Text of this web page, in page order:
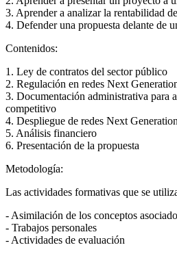
3. Aprender a analizar la rentabilidad
4. Defender una propuesta delante de
Contenidos:
1. Ley de contratos del sector público
2. Regulación en redes Next
3. Documentación administrativa para
competitivo
4. Despliegue de redes Next
5. Análisis financiero
6. Presentación de la propuesta
Metodología:
Las actividades formativas que se
- Asimilación de los conceptos
- Trabajos personales
- Actividades de evaluación